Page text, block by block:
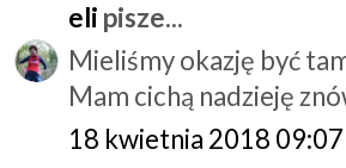
eli pisze...
Mieliśmy okazję być
Mam cichą nadzieję
18 kwietnia 2018 09:07